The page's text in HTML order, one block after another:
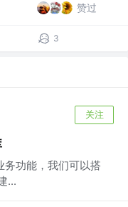
赞过
3
关注
务功能，我们可以搭
...